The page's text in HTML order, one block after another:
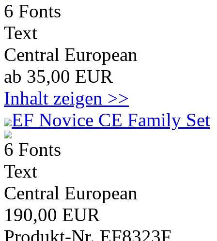
6 Fonts
Text
Central European
ab 35,00 EUR
Inhalt zeigen >>
EF Novice CE Family Set
6 Fonts
Text
Central European
190,00 EUR
Produkt-Nr. EF8323F